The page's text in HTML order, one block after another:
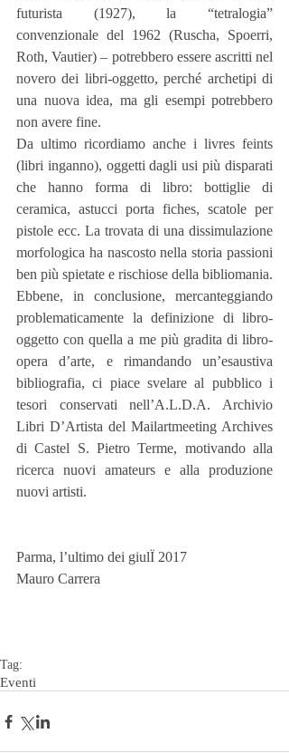
futurista (1927), la “tetralogia”
convenzionale del 1962 (Ruscha, Spoerri,
Roth, Vautier) – potrebbero essere ascritti nel
novero dei libri-oggetto, perché archetipi di
una nuova idea, ma gli esempi potrebbero
non avere fine.
Da ultimo ricordiamo anche i livres feints
(libri inganno), oggetti dagli usi più disparati
che hanno forma di libro: bottiglie di
ceramica, astucci porta fiches, scatole per
pistole ecc. La trovata di una dissimulazione
morfologica ha nascosto nella storia passioni
ben più spietate e rischiose della bibliomania.
Ebbene, in conclusione, mercanteggiando
problematicamente la definizione di libro-
oggetto con quella a me più gradita di libro-
opera d’arte, e rimandando un’esaustiva
bibliografia, ci piace svelare al pubblico i
tesori conservati nell’A.L.D.A. Archivio
Libri D’Artista del Mailartmeeting Archives
di Castel S. Pietro Terme, motivando alla
ricerca nuovi amateurs e alla produzione
nuovi artisti.
Parma, l’ultimo dei giulÏ 2017
Mauro Carrera
Tag:
Eventi